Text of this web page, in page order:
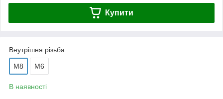
Купити
Внутрішня різьба
M8 М6
В наявності